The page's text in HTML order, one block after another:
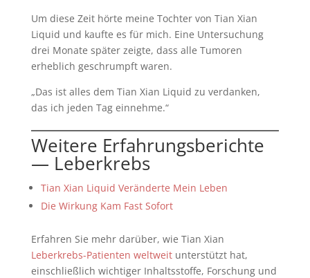
Um diese Zeit hörte meine Tochter von Tian Xian
Liquid und kaufte es für mich. Eine Untersuchung
drei Monate später zeigte, dass alle Tumoren
erheblich geschrumpft waren.
„Das ist alles dem Tian Xian Liquid zu verdanken,
das ich jeden Tag einnehme.“
Weitere Erfahrungsberichte
— Leberkrebs
Tian Xian Liquid Veränderte Mein Leben
Die Wirkung Kam Fast Sofort
Erfahren Sie mehr darüber, wie Tian Xian
Leberkrebs-Patienten weltweitunterstützt hat,
einschließlich wichtiger Inhaltsstoffe, Forschung und